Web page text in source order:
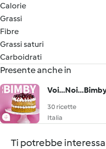
Calorie
Grassi
Fibre
Grassi saturi
Carboidrati
Presente anche in
30 ricette
Italia
Ti potrebbe